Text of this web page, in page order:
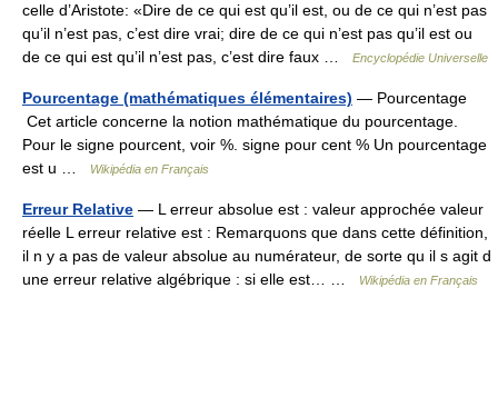
celle d’Aristote: «Dire de ce qui est qu’il est, ou de ce qui n’est pas
qu’il n’est pas, c’est dire vrai; dire de ce qui n’est pas qu’il est ou
de ce qui est qu’il n’est pas, c’est dire faux …
Encyclopédie Universelle
Pourcentage (mathématiques élémentaires) — Pourcentage
Cet article concerne la notion mathématique du pourcentage.
Pour le signe pourcent, voir %. signe pour cent % Un pourcentage
est u …
Wikipédia en Français
Erreur Relative — L erreur absolue est : valeur approchée valeur
réelle L erreur relative est : Remarquons que dans cette définition,
il n y a pas de valeur absolue au numérateur, de sorte qu il s agit d
une erreur relative algébrique : si elle est… …
Wikipédia en Français